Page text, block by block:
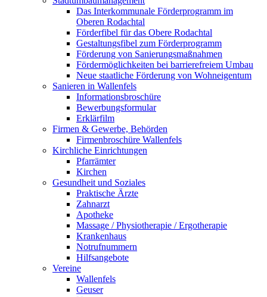
Das Interkommunale Förderprogramm im
Oberen Rodachtal
Förderfibel für das Obere Rodachtal
Gestaltungsfibel zum Förderprogramm
Förderung von Sanierungsmaßnahmen
Fördermöglichkeiten bei barrierefreiem Umbau
Neue staatliche Förderung von Wohneigentum
Sanieren in Wallenfels
Informationsbroschüre
Bewerbungsformular
Erklärfilm
Firmen & Gewerbe, Behörden
Firmenbroschüre Wallenfels
Kirchliche Einrichtungen
Pfarrämter
Kirchen
Gesundheit und Soziales
Praktische Ärzte
Zahnarzt
Apotheke
Massage / Physiotherapie / Ergotherapie
Krankenhaus
Notrufnummern
Hilfsangebote
Vereine
Wallenfels
Geuser